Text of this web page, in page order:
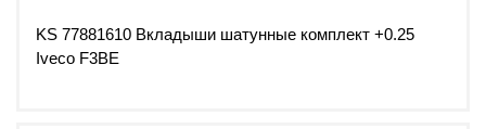
KS 77881610 Вкладыши шатунные комплект +0.25
Iveco F3BE